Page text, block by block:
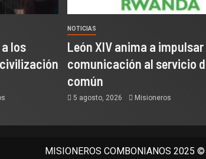
los
NOTICIAS
León XIV anima a
comunicación al servicio
común
5 agosto, 2026 Misioneros
MISIONEROS COMBONIANOS 2025